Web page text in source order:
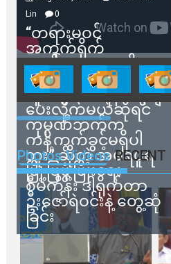
Lin
0
“တရားမဝင်
အကွက်ရိုက်
ရောင်းချမှုတွေကို
သက်ဆိုင်ရာတာဝန်ရှိ
သူတွေက ဂရန်တွေချ
ပေးလိုက်မယ်ဆိုရင်
ကုမ္ပဏီဘက်က
ကန့်ကွက်ခွင့်မရှိပါ
ဘူး” ဆိုတဲ့ အမရပူရ
မြို့ပြဖွံ့ဖြိုးရေး
စီမံကိန်း ဒါရိုက်တာ
ဦးဇော်ရဲဝင်းနဲ့ တွေ့ဆုံ
ခြင်း
Photos Videos RECENT